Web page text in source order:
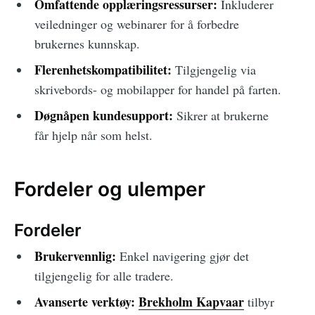
Omfattende opplæringsressurser: Inkluderer
veiledninger og webinarer for å forbedre
brukernes kunnskap.
Flerenhetskompatibilitet: Tilgjengelig via
skrivebords- og mobilapper for handel på farten.
Døgnåpen kundesupport: Sikrer at brukerne
får hjelp når som helst.
Fordeler og ulemper
Fordeler
Brukervennlig: Enkel navigering gjør det
tilgjengelig for alle tradere.
Avanserte verktøy: Brekholm Kapvaartilbyr